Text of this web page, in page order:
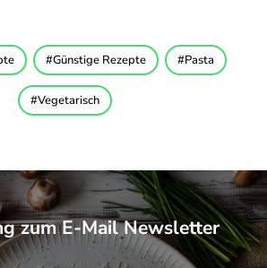
Günstige Rezepte Pasta
Vegetarisch
zum E-Mail Newsletter